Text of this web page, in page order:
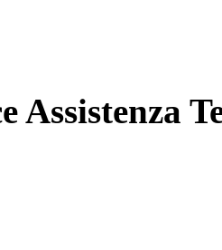
Assistenza